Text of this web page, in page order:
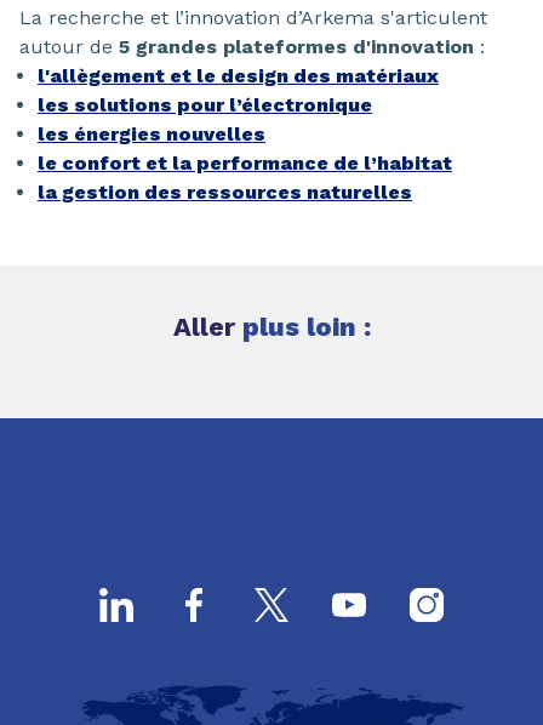
La recherche et l’innovation d’Arkema s'articulent
autour de 5 grandes plateformes d'innovation :
l'allègement et le design des matériaux
les solutions pour l’électronique
les énergies nouvelles
le confort et la performance de l’habitat
la gestion des ressources naturelles
Allerplus loin :